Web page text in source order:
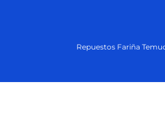
Repuestos Fariña